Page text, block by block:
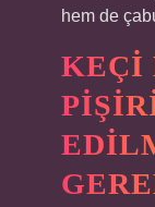
hem de
KEÇI